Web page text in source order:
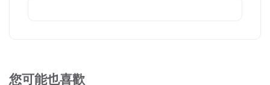
您可能也喜歡